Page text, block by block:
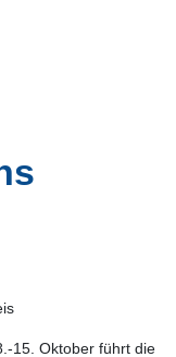
15. Oktober führt die